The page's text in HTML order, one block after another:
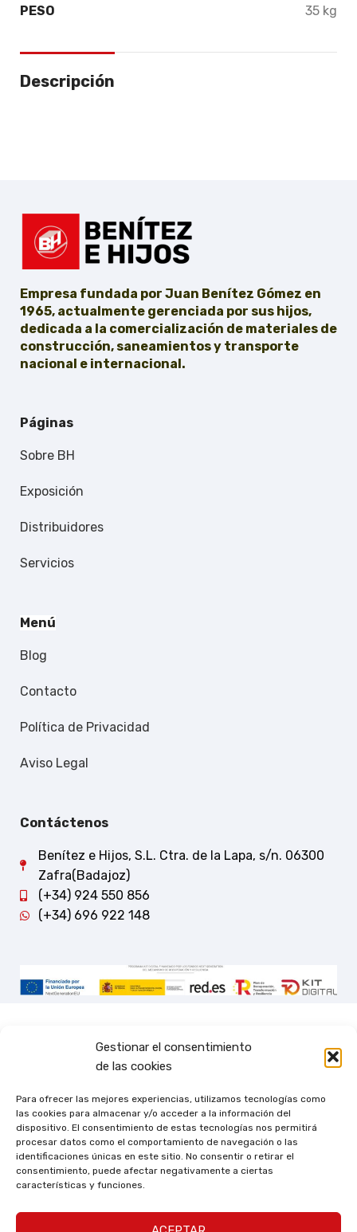
Gestionar el consentimiento
de las cookies
Para ofrecer las mejores experiencias, utilizamos tecnologías como
las cookies para almacenar y/o acceder a la información del
dispositivo. El consentimiento de estas tecnologías nos permitirá
procesar datos como el comportamiento de navegación o las
identificaciones únicas en este sitio. No consentir o retirar el
consentimiento, puede afectar negativamente a ciertas
características y funciones.
PESO 35 kg
Descripción
Empresa fundada por Juan Benítez Gómez en
1965, actualmente gerenciada por sus hijos,
dedicada a la comercialización de materiales de
construcción, saneamientos y transporte
nacional e internacional.
Páginas
Sobre BH
Exposición
Distribuidores
Servicios
Menú
Blog
Contacto
Política de Privacidad
Aviso Legal
Contáctenos
Benítez e Hijos, S.L. Ctra. de la Lapa, s/n. 06300
Zafra(Badajoz)
(+34) 924 550 856
(+34) 696 922 148